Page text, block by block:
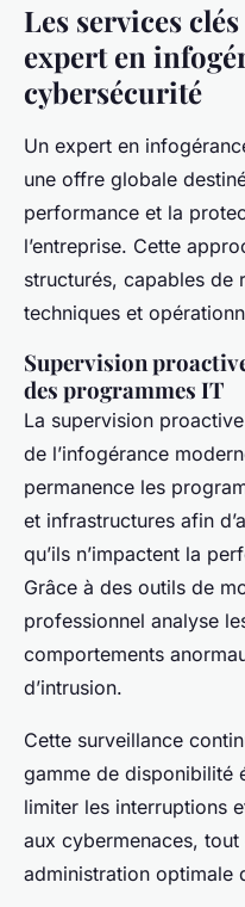
Les services
expert en
cybersécurité
Un expert en
une offre globale
performance et la
l’entreprise. Cette
structurés, capables de
techniques et
Supervision
des programmes IT
La supervision
de l’infogérance
permanence les
et infrastructures afin
qu’ils n’impactent la
Grâce à des outils de
professionnel analyse
comportements
d’intrusion.
Cette surveillance
gamme de disponibilité
limiter les interruptions
aux cybermenaces, tout
administration optimale